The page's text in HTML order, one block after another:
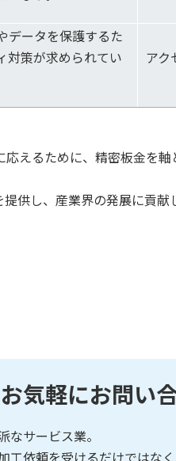
データを保護するた
対策が求められてい
アク
えるために、精密板金を
供し、産業界の発展に貢献
気軽にお問い
なサービス業。
工依頼を受けるだけではな